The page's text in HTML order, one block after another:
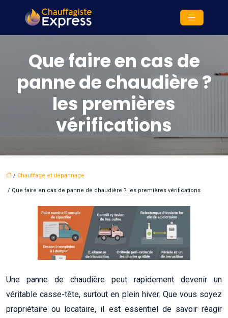
Que faire en cas de
panne de chaudière ?
les premières
vérifications
/ Chauffage et dépannage
/ Que faire en cas de panne de chaudière ? les premières vérifications
Une panne de chaudière peut rapidement devenir un
véritable casse-tête, surtout en plein hiver. Que vous soyez
propriétaire ou locataire, il est essentiel de savoir réagir